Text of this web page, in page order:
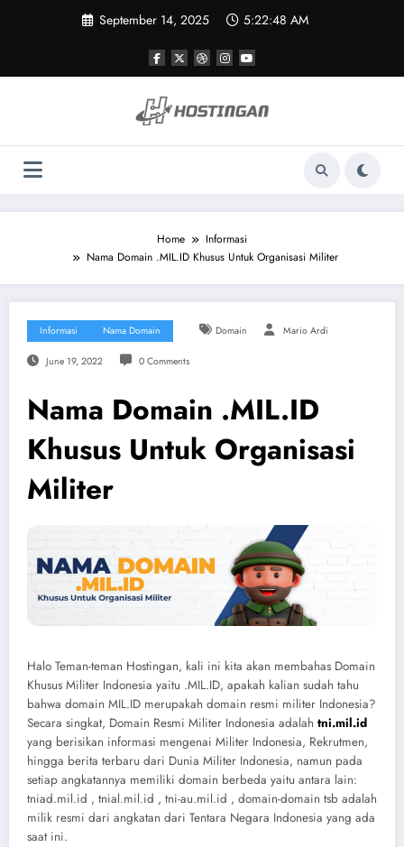
September 14, 2025 5:22:49 AM
Home
Informasi
Nama Domain .MIL.ID Khusus Untuk Organisasi Militer
Informasi Nama Domain Domain Mario Ardi
June 19, 2022 0 Comments
Nama Domain .MIL.ID
Khusus Untuk Organisasi
Militer
Halo Teman-teman Hostingan, kali ini kita akan membahas Domain
Khusus Militer Indonesia yaitu .MIL.ID, apakah kalian sudah tahu
bahwa domain MIL.ID merupakah domain resmi militer Indonesia?
Secara singkat, Domain Resmi Militer Indonesia adalah tni.mil.id
yang berisikan informasi mengenai Militer Indonesia, Rekrutmen,
hingga berita terbaru dari Dunia Militer Indonesia, namun pada
setiap angkatannya memiliki domain berbeda yaitu antara lain:
tniad.mil.id , tnial.mil.id , tni-au.mil.id , domain-domain tsb adalah
milik resmi dari angkatan dari Tentara Negara Indonesia yang ada
saat ini.